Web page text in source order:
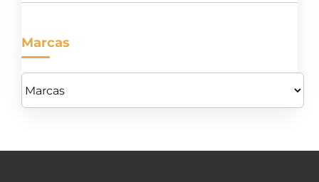
Marcas